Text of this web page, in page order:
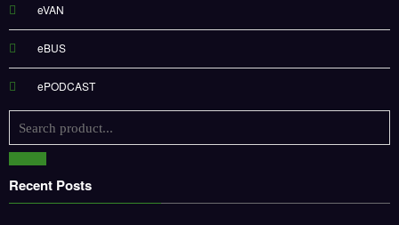
eVAN
eBUS
ePODCAST
Recent Posts